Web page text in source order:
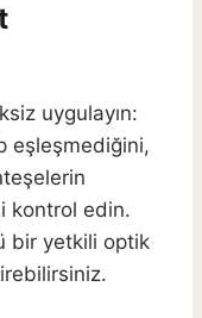
uygulayın:
eşleşmediğini,
kontrol edin.
bir yetkili optik